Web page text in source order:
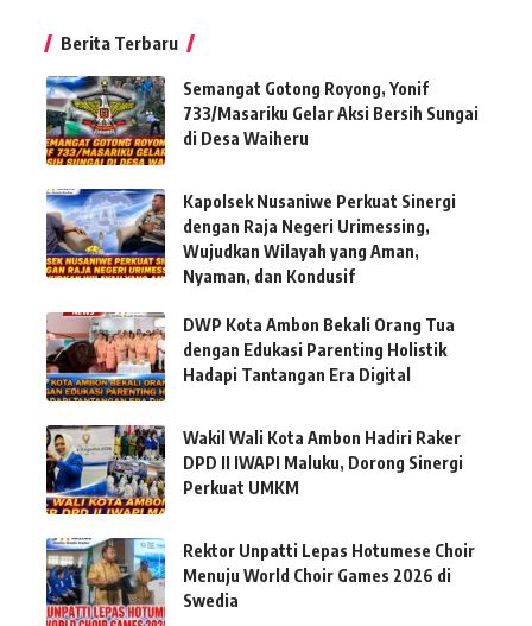
Berita Terbaru
Semangat Gotong Royong, Yonif
733/Masariku Gelar Aksi Bersih Sungai
di Desa Waiheru
Kapolsek Nusaniwe Perkuat Sinergi
dengan Raja Negeri Urimessing,
Wujudkan Wilayah yang Aman,
Nyaman, dan Kondusif
DWP Kota Ambon Bekali Orang Tua
dengan Edukasi Parenting Holistik
Hadapi Tantangan Era Digital
Wakil Wali Kota Ambon Hadiri Raker
DPD II IWAPI Maluku, Dorong Sinergi
Perkuat UMKM
Rektor Unpatti Lepas Hotumese Choir
Menuju World Choir Games 2026 di
Swedia